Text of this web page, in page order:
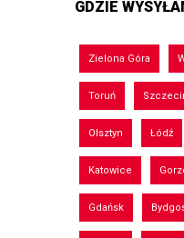
GDZIE
Zielona Góra
Toruń
Olsztyn Łódź
Katowice
Gdańsk